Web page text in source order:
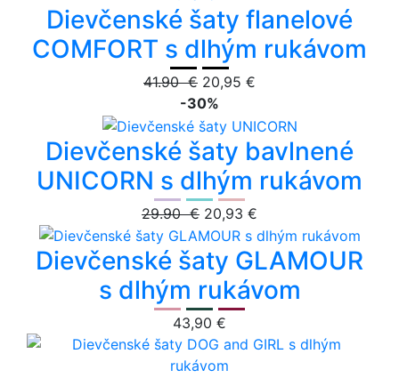
Dievčenské šaty flanelové
COMFORT s dlhým rukávom
41.90 € 20,95 €
-30%
Dievčenské šaty bavlnené
UNICORN s dlhým rukávom
29.90 € 20,93 €
Dievčenské šaty GLAMOUR
s dlhým rukávom
43,90 €